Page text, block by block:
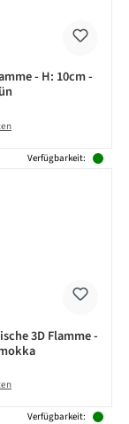
- H: 10cm -
Verfügbarkeit:
3D Flamme -
Verfügbarkeit: